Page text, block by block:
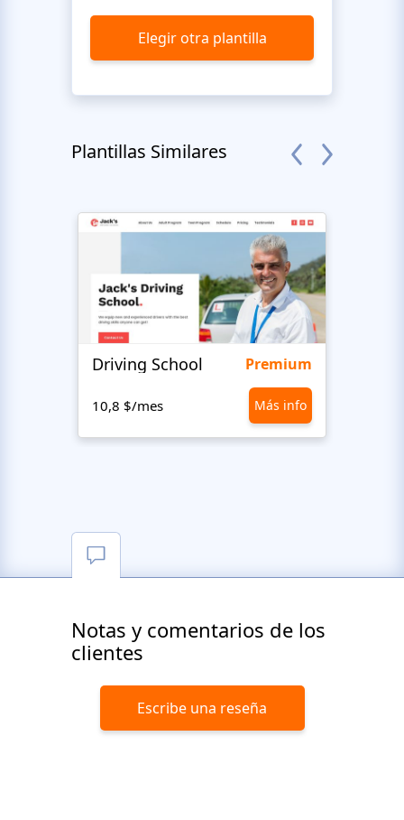
Elegir otra plantilla
Plantillas Similares
Driving School Premium
10,8 $/mes Más info
Notas y comentarios de los
clientes
Escribe una reseña